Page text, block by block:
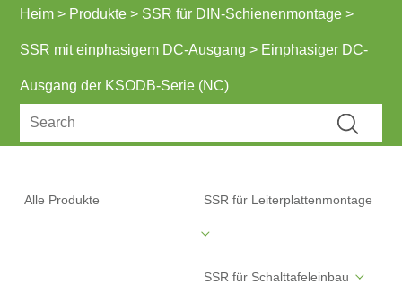
Heim > Produkte > SSR für DIN-Schienenmontage >
SSR mit einphasigem DC-Ausgang > Einphasiger DC-
Ausgang der KSODB-Serie (NC)
Alle Produkte SSR für Leiterplattenmontage
SSR für Schalttafeleinbau